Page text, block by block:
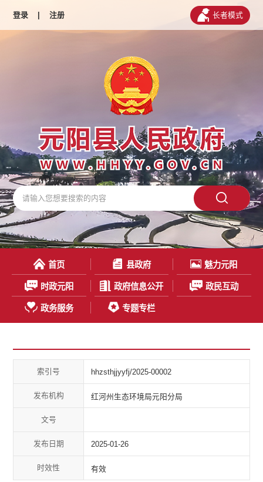
登录 | 注册 长者模式
首页 县政府 魅力元阳
时政元阳 政府信息公开 政民互动
政务服务 专题专栏
索引号 hhzsthjjyyfj/2025-00002
发布机构 红河州生态环境局元阳分局
文号
发布日期 2025-01-26
时效性 有效